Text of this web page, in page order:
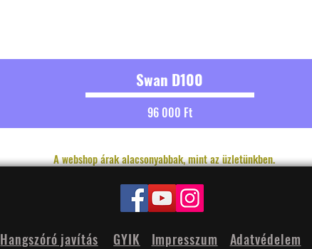
Swan D100
Ár
96 000 Ft
A webshop árak alacsonyabbak, mint az üzletünkben.
Hangszóró javítás GYIK Impresszum Adatvédelem